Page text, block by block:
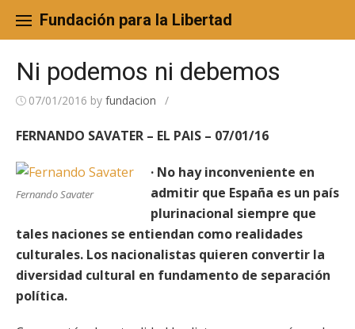
content
Fundación para la Libertad
Ni podemos ni debemos
07/01/2016 by fundacion /
FERNANDO SAVATER – EL PAIS – 07/01/16
Fernando Savater
· No hay inconveniente en
admitir que España es un país
plurinacional siempre que
tales naciones se entiendan como realidades
culturales. Los nacionalistas quieren convertir la
diversidad cultural en fundamento de separación
política.